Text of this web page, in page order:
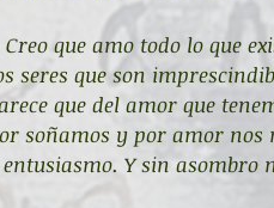
que amo todo lo que
seres que son
que del amor que
soñamos y por amor nos
Y sin asombro